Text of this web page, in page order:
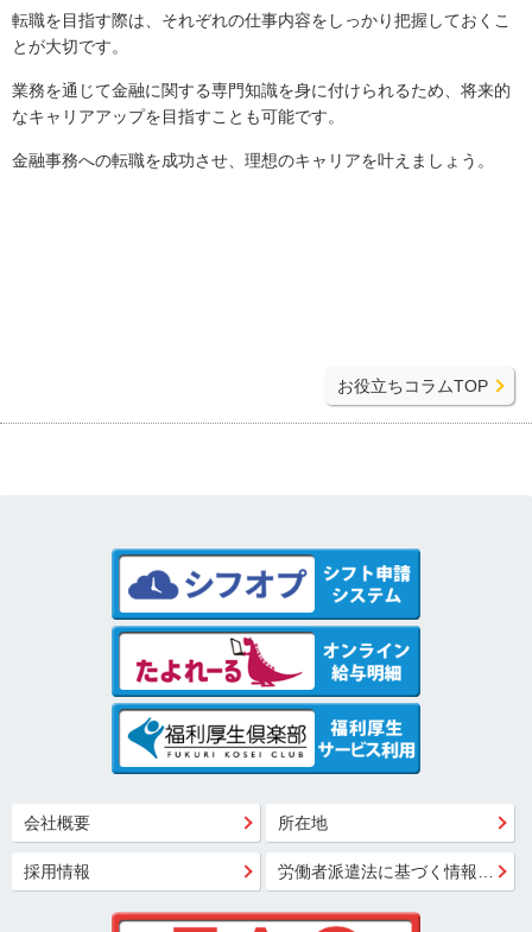
転職を目指す際は、それぞれの仕事内容をしっかり把握しておくこ
とが大切です。
業務を通じて金融に関する専門知識を身に付けられるため、将来的
なキャリアアップを目指すことも可能です。
金融事務への転職を成功させ、理想のキャリアを叶えましょう。
お役立ちコラムTOP
会社概要 所在地
採用情報